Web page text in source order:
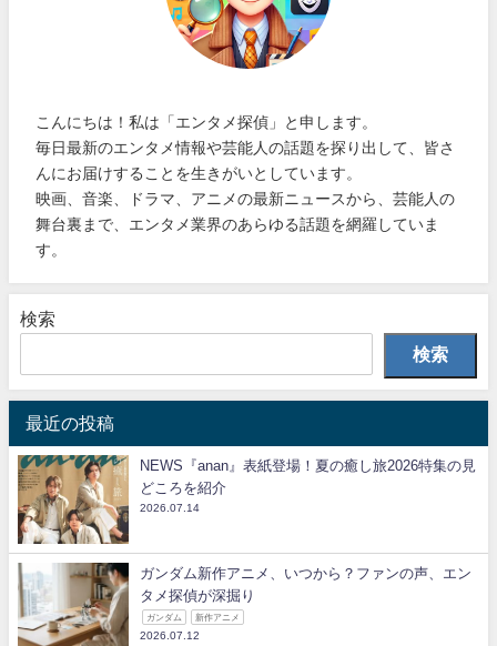
こんにちは！私は「エンタメ探偵」と申します。
毎日最新のエンタメ情報や芸能人の話題を探り出して、皆さ
んにお届けすることを生きがいとしています。
映画、音楽、ドラマ、アニメの最新ニュースから、芸能人の
舞台裏まで、エンタメ業界のあらゆる話題を網羅していま
す。
検索
検索
最近の投稿
NEWS『anan』表紙登場！夏の癒し旅2026特集の見
どころを紹介
2026.07.14
ガンダム新作アニメ、いつから？ファンの声、エン
タメ探偵が深掘り
ガンダム 新作アニメ
2026.07.12